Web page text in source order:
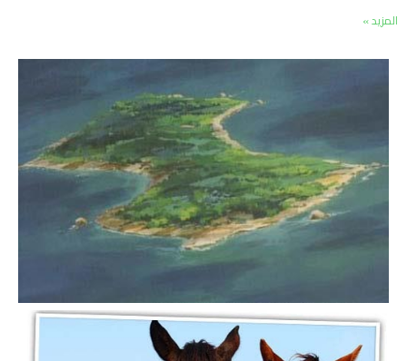
المزيد »